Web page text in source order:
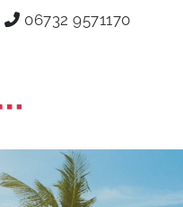
06732 9571170